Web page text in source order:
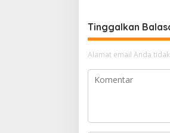
Tinggalkan
Alamat email Anda